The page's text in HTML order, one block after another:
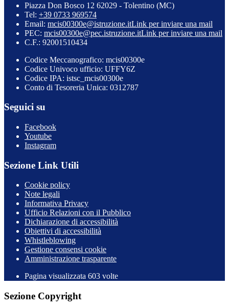
Piazza Don Bosco 12 62029 - Tolentino (MC)
Tel: +39 0733 969574
Email: mcis00300e@istruzione.itLink per inviare una mail
PEC: mcis00300e@pec.istruzione.itLink per inviare una mail
C.F.: 92001510434
Codice Meccanografico: mcis00300e
Codice Univoco ufficio: UFFY6Z
Codice IPA: istsc_mcis00300e
Conto di Tesoreria Unica: 0312787
Seguici su
Facebook
Youtube
Instagram
Sezione Link Utili
Cookie policy
Note legali
Informativa Privacy
Ufficio Relazioni con il Pubblico
Dichiarazione di accessibilità
Obiettivi di accessibilità
Whistleblowing
Gestione consensi cookie
Amministrazione trasparente
Pagina visualizzata 603 volte
Sezione Copyright